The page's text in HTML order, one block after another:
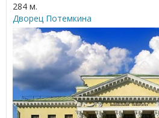
284 м.
Дворец Потемкина